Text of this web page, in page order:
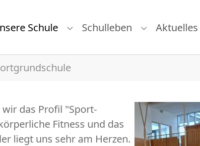
for "Schulfamilie"
Schule Submenu for "Unsere Schule"
Schulleben Submenu
Aktuelles
das Profil "Sport-
Fitness und das
liegt uns sehr am Herzen.